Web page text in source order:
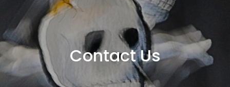
Contact Us